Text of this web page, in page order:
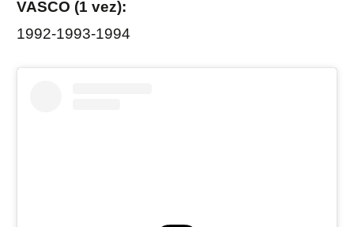
VASCO (1 vez):
1992-1993-1994